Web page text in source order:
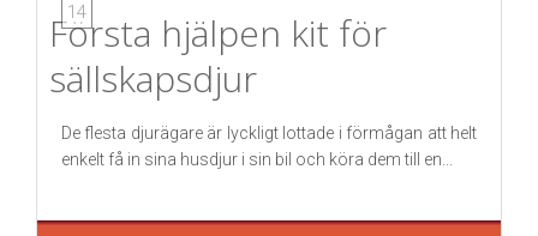
14
Första hjälpen kit för
sällskapsdjur
De flesta djurägare är lyckligt lottade i förmågan att helt
enkelt få in sina husdjur i sin bil och köra dem till en...